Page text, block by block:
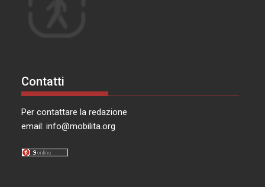
Contatti
Per contattare la redazione
email:info@mobilita.org